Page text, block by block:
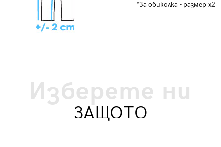
*За обиколка - размер х2
Изберете ни
ЗАЩОТО